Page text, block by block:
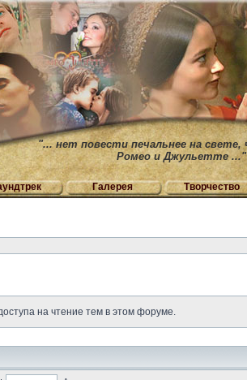
"... нет повести печальнее на свете,
Ромео и Джульетте ..."
Галерея Творчество
на чтение тем в этом форуме.